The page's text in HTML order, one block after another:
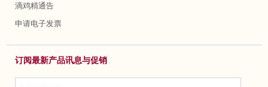
滴鸡精通告
申请电子发票
订阅最新产品讯息与促销